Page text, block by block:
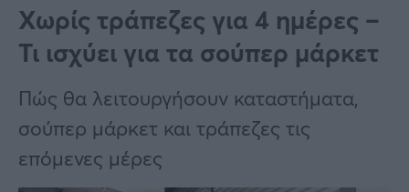
Πολιτική
Τράπεζες
Επιδοτήσεις
ΕΣΠΑ
Κόσμος
Lifestyle
Αθλητικά
Χωρίς τράπεζες για 4 ημέρες –
Τι ισχύει για τα σούπερ μάρκετ
Πώς θα λειτουργήσουν καταστήματα,
σούπερ μάρκετ και τράπεζες τις
επόμενες μέρες